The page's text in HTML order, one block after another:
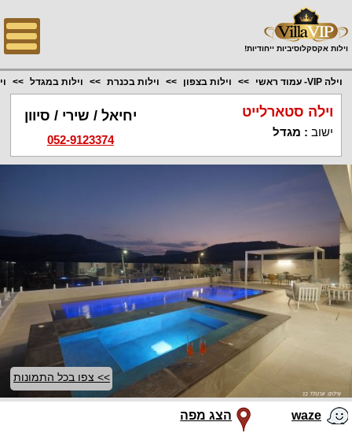
וילות אקסקלוסיביות ייחודיות!
וילה VIP- עמוד ראשי וילות בצפון וילות בכנרת וילות במגדל
וילה סטארלייט
ישוב : מגדל
יחיאל / שירי / סיוון
052-9123374
>> צפו בכל התמונות
waze הצג מפה